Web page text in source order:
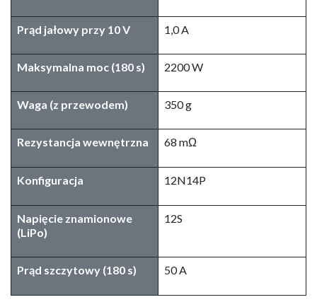
Prąd jałowy przy 10 V 1,0 A
Maksymalna moc (180 s) 2200 W
Waga (z przewodem) 350 g
Rezystancja wewnętrzna 68 mΩ
Konfiguracja 12N14P
Napięcie znamionowe
(LiPo)
12S
Prąd szczytowy (180 s) 50 A